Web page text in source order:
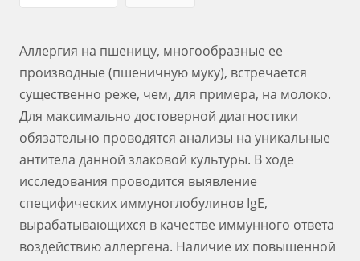
Аллергия на пшеницу, многообразные ее
производные (пшеничную муку), встречается
существенно реже, чем, для примера, на молоко.
Для максимально достоверной диагностики
обязательно проводятся анализы на уникальные
антитела данной злаковой культуры. В ходе
исследования проводится выявление
специфических иммуноглобулинов IgE,
вырабатывающихся в качестве иммунного ответа
воздействию аллергена. Наличие их повышенной